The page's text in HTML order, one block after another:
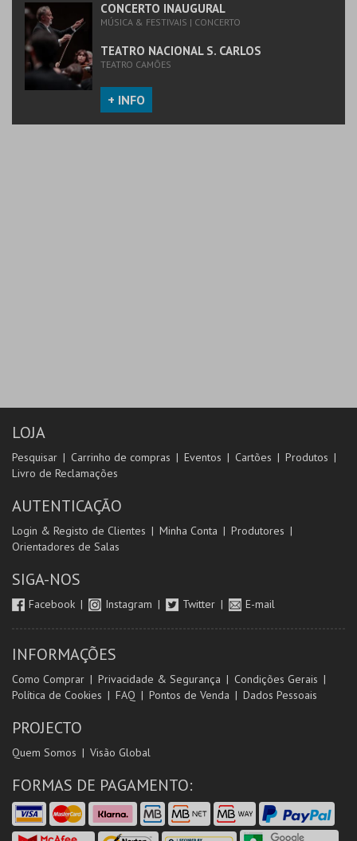
CONCERTO INAUGURAL
MÚSICA & FESTIVAIS | CONCERTO
TEATRO NACIONAL S. CARLOS
TEATRO CAMÕES
+ INFO
LOJA
Pesquisar Carrinho de compras Eventos Cartões
Produtos
Livro de Reclamações
AUTENTICAÇÃO
Login & Registo de Clientes Minha Conta
Produtores
Orientadores de Salas
SIGA-NOS
Facebook Instagram Twitter E-mail
INFORMAÇÕES
Como Comprar Privacidade & Segurança
Condições Gerais
Política de Cookies
FAQ Pontos de Venda Dados Pessoais
PROJECTO
Quem Somos Visão Global
FORMAS DE PAGAMENTO: